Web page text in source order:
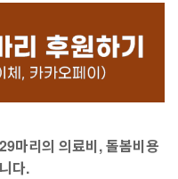
마리의 의료비, 돌봄비용
다.